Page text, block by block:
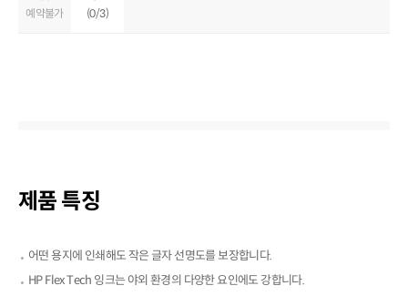
예약불가 (0/3)
제품 특징
어떤 용지에 인쇄해도 작은 글자 선명도를 보장합니다.
HP Flex Tech 잉크는 야외 환경의 다양한 요인에도 강합니다.